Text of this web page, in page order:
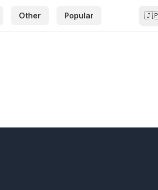
Other Popular